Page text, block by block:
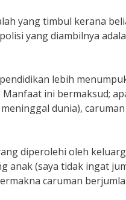
yang timbul kerana
yang diambilnya
lebih
Manfaat ini bermaksud;
dunia),
diperolehi oleh
anak (saya tidak ingat
caruman